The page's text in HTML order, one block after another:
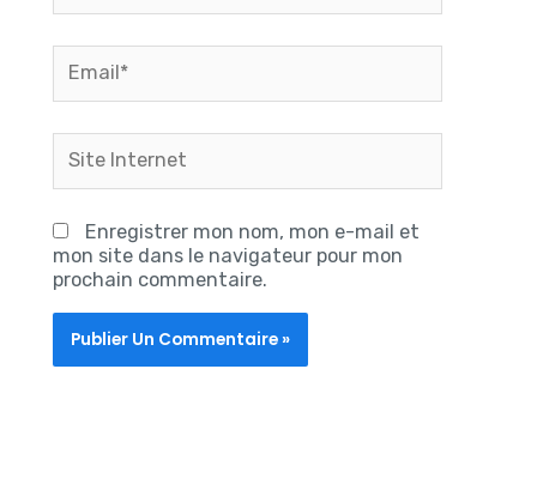
Internet
Enregistrer mon nom, mon e-mail et
mon site dans le navigateur pour mon
prochain commentaire.